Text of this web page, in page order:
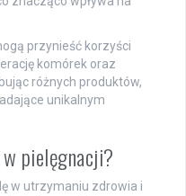
przynieść korzyści
komórek oraz
różnych produktów,
unikalnym
pielęgnacji?
w utrzymaniu zdrowia i